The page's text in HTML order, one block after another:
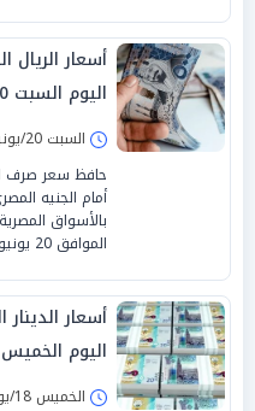
أسعار
اليوم السبت 20-6-2026
السبت 20/يونيو/2026 - 11:30 ص
حافظ سعر صرف
أمام الجنيه
بالأسواق
الموافق 20 يونيو 2026.
أسعار
اليوم الخميس 18-6-2026
الخميس 18/يونيو/2026 - 11:30 ص